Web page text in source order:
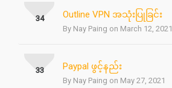
Outline VPN အသုံးပြုခြင်း
By Nay Paing on March 12, 2021
34
Paypal ဖွင့်နည်း
By Nay Paing on May 27, 2021
33